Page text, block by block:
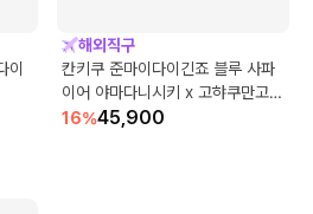
이
해외직구
칸키쿠 준마이다이긴죠 블루 사파
이어 야마다니시키 x 고햐쿠만고쿠
50 우스니고리 무로카나마겐슈
16%45,900